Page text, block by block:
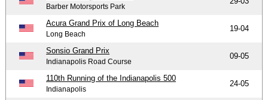
Barber Motorsports Park
Acura Grand Prix of Long Beach
Long Beach
19-04
Sonsio Grand Prix
Indianapolis Road Course
09-05
110th Running of the Indianapolis 500
Indianapolis
24-05